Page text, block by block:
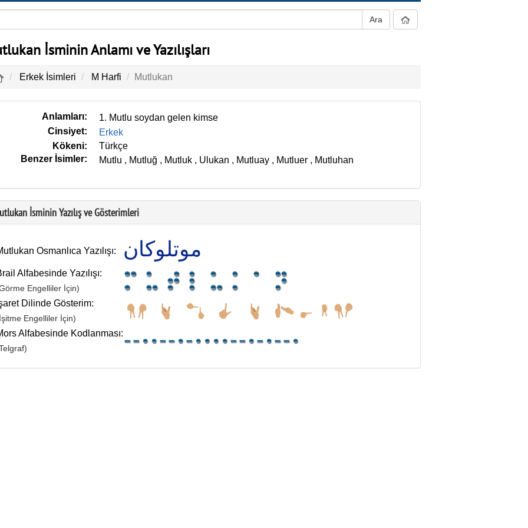
İsminin Anlamı ve Yazılışları
Erkek İsimleri M Harfi Mutlukan
Anlamları:
1. Mutlu soydan gelen kimse
Cinsiyet:
Erkek
Kökeni:
Türkçe
Benzer İsimler:
Mutlu , Mutluğ , Mutluk , Ulukan , Mutluay , Mutluer , Mutluhan
İsminin Yazılış ve Gösterimleri
Osmanlıca Yazılışı: موتلوكان
Alfabesinde Yazılışı:
Engelliler İçin)
Dilinde Gösterim:
Engelliler İçin)
Alfabesinde Kodlanması: